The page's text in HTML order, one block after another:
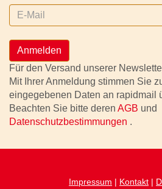
Anmelden
Für den Versand unserer
Mit Ihrer Anmeldung stimmen Sie
eingegebenen Daten an rapidmail
Beachten Sie bitte deren AGB und
Datenschutzbestimmungen .
Impressum | Kontakt |